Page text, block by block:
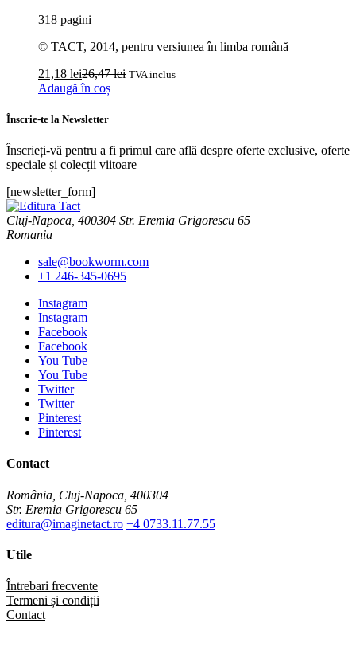
318 pagini
© TACT, 2014, pentru versiunea în limba română
21,18 lei26,47lei TVA inclus
Adaugă în coș
Înscrie-te la Newsletter
Înscrieți-vă pentru a fi primul care află despre oferte exclusive, oferte
speciale și colecții viitoare
[newsletter_form]
Cluj-Napoca, 400304 Str. Eremia Grigorescu 65
Romania
sale@bookworm.com
+1 246-345-0695
Instagram
Instagram
Facebook
Facebook
You Tube
You Tube
Twitter
Twitter
Pinterest
Pinterest
Contact
România, Cluj-Napoca, 400304
Str. Eremia Grigorescu 65
editura@imaginetact.ro +4 0733.11.77.55
Utile
Întrebari frecvente
Termeni și condiții
Contact